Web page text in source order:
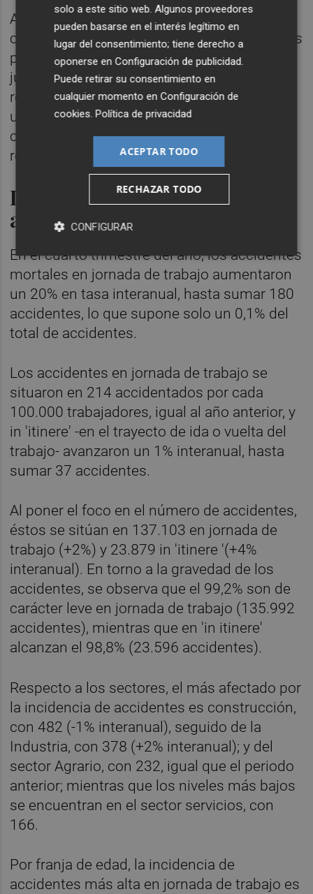
Al detallar por actividades laborales
concretas, la tasa de absentismo más alta es
para 'actividades sanitarias', con un 16,6%;
junto con 'fabricación de vehículos a motor,
remolques y semirremolques', también con
un 16,6%, mientras que la más baja
corresponde nuevamente a 'actividades
relacionadas con el empleo', con un 3,3%.
Los accidentes mortales
aumentan
En el cuarto trimestre del año, los accidentes
mortales en jornada de trabajo aumentaron
un 20% en tasa interanual, hasta sumar 180
accidentes, lo que supone solo un 0,1% del
total de accidentes.
Los accidentes en jornada de trabajo se
situaron en 214 accidentados por cada
100.000 trabajadores, igual al año anterior, y
in 'itinere' -en el trayecto de ida o vuelta del
trabajo- avanzaron un 1% interanual, hasta
sumar 37 accidentes.
Al poner el foco en el número de accidentes,
éstos se sitúan en 137.103 en jornada de
trabajo (+2%) y 23.879 in 'itinere '(+4%
interanual). En torno a la gravedad de los
accidentes, se observa que el 99,2% son de
carácter leve en jornada de trabajo (135.992
accidentes), mientras que en 'in itinere'
alcanzan el 98,8% (23.596 accidentes).
Respecto a los sectores, el más afectado por
la incidencia de accidentes es construcción,
con 482 (-1% interanual), seguido de la
Industria, con 378 (+2% interanual); y del
sector Agrario, con 232, igual que el periodo
anterior; mientras que los niveles más bajos
se encuentran en el sector servicios, con
166.
Por franja de edad, la incidencia de
accidentes más alta en jornada de trabajo es
solo a este sitio web. Algunos proveedores
pueden basarse en el interés legítimo en
lugar del consentimiento; tiene derecho a
oponerse enConfiguración de publicidad
Puede retirar su consentimiento en
cualquier momento enConfiguración de
cookies .Política de privacidad
ACEPTAR TODO
RECHAZAR TODO
CONFIGURAR